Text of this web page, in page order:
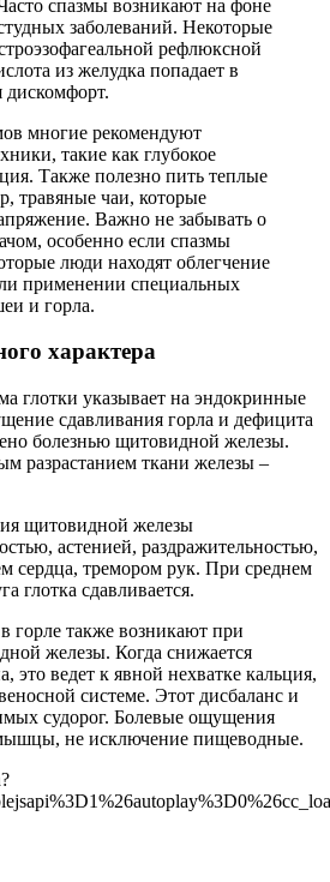
спазмы возникают на фоне
заболеваний. Некоторые
рефлюксной
из желудка попадает в
многие рекомендуют
такие как глубокое
Также полезно пить теплые
травяные чаи, которые
Важно не забывать о
особенно если спазмы
люди находят облегчение
применении специальных
и горла.
характера
глотки указывает на эндокринные
сдавливания горла и дефицита
болезнью щитовидной железы.
разрастанием ткани железы –
щитовидной железы
астенией, раздражительностью,
сердца, тремором рук. При среднем
глотка сдавливается.
также возникают при
железы. Когда снижается
это ведет к явной нехватке кальция,
системе. Этот дисбаланс и
судорог. Болевые ощущения
не исключение пищеводные.